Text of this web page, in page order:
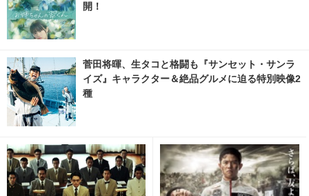
開！
菅田将暉、生タコと格闘も『サンセット・サンラ
イズ』キャラクター＆絶品グルメに迫る特別映像2
種